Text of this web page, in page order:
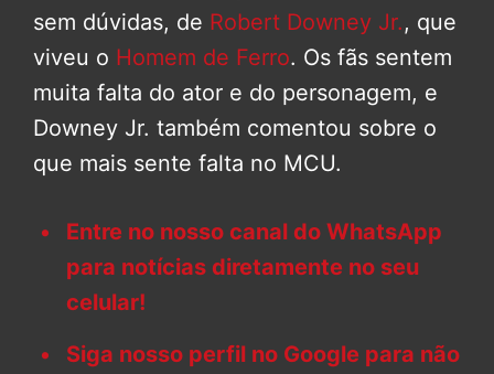
sem dúvidas, de Robert Downey Jr., que
viveu o Homem de Ferro. Os fãs sentem
muita falta do ator e do personagem, e
Downey Jr. também comentou sobre o
que mais sente falta no MCU.
Entre no nosso canal do WhatsApp
para notícias diretamente no seu
celular!
Siga nosso perfil no Google para não